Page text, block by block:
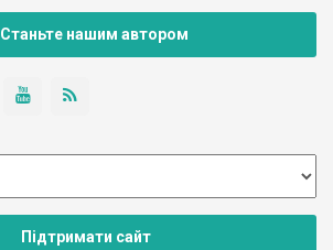
Станьте нашим автором
Підтримати сайт